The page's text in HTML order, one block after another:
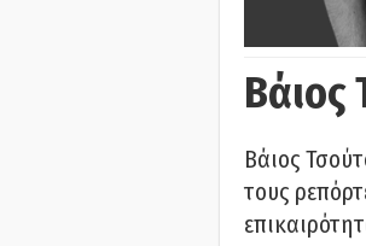
Βάιος
Βάιος
τους